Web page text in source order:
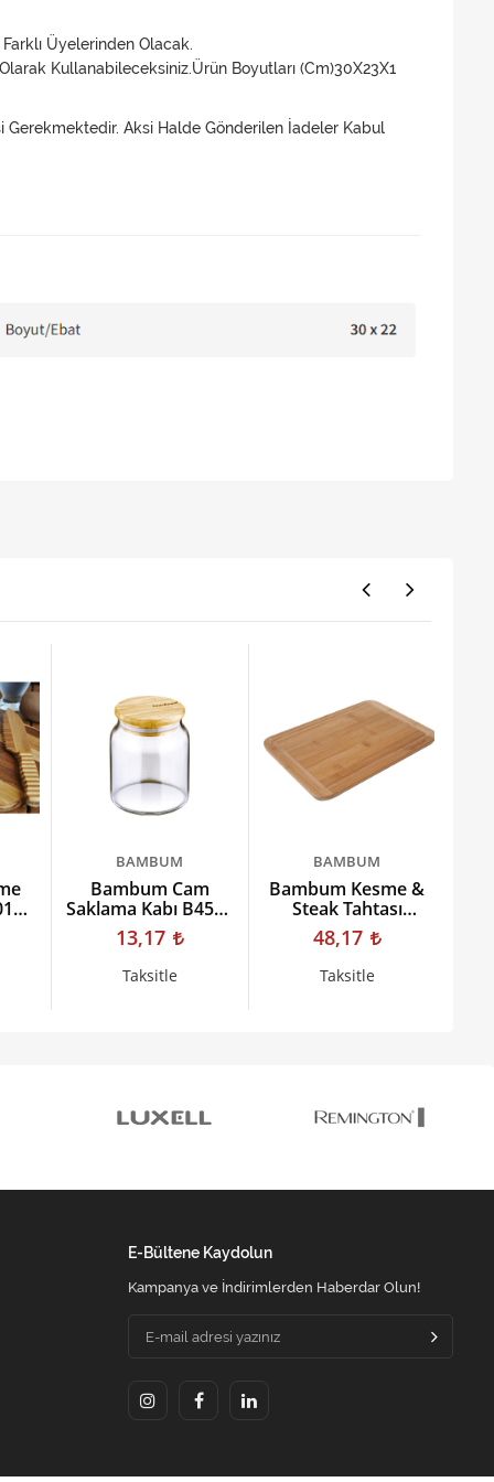
Farklı Üyelerinden Olacak.
Olarak Kullanabileceksiniz.Ürün Boyutları (Cm)30X23X1
Aksi Halde Gönderilen İadeler Kabul
BAMBUM
Bambum Cam
Saklama Kabı B4597
Zone 250ml
13,17
Taksitle
BAMBUM
Bambum Kesme &
Steak Tahtası
Toscana Büyük
Bkto03
48,17
Taksitle
E-Bültene Kaydolun
Kampanya ve İndirimlerden Haberdar Olun!